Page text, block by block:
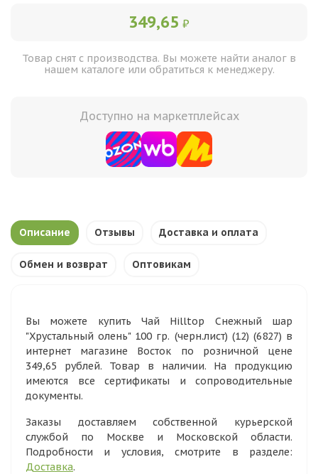
349,65 ₽
Товар снят с производства. Вы можете найти аналог в
нашем каталоге или обратиться к менеджеру.
Доступно на маркетплейсах
Описание Отзывы Доставка и оплата
Обмен и возврат Оптовикам
Вы можете купить Чай Hilltop Снежный шар
"Хрустальный олень" 100 гр. (черн.лист) (12) (6827) в
интернет магазине Восток по розничной цене
349,65 рублей. Товар в наличии. На продукцию
имеются все сертификаты и сопроводительные
документы.
Заказы доставляем собственной курьерской
службой по Москве и Московской области.
Подробности и условия, смотрите в разделе:
Доставка.